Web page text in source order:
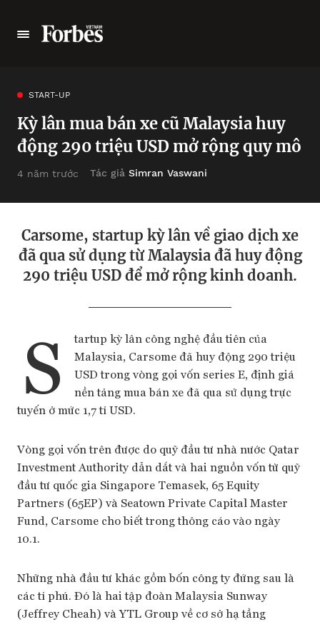
START-UP
Kỳ lân mua bán xe cũ Malaysia huy
động 290 triệu USD mở rộng quy mô
4 năm trước Tác giả Simran Vaswani
Carsome, startup kỳ lân về giao dịch xe
đã qua sử dụng từ Malaysia đã huy động
290 triệu USD để mở rộng kinh doanh.
S
tartup kỳ lân công nghệ đầu tiên của
Malaysia, Carsome đã huy động 290 triệu
USD trong vòng gọi vốn series E, định giá
nền tảng mua bán xe đã qua sử dụng trực
tuyến ở mức 1,7 tỉ USD.
Vòng gọi vốn trên được do quỹ đầu tư nhà nước Qatar
Investment Authority dẫn dắt và hai nguồn vốn từ quỹ
đầu tư quốc gia Singapore Temasek, 65 Equity
Partners (65EP) và Seatown Private Capital Master
Fund, Carsome cho biết trong thông cáo vào ngày
10.1.
Những nhà đầu tư khác gồm bốn công ty đứng sau là
các tỉ phú. Đó là hai tập đoàn Malaysia Sunway
(Jeffrey Cheah) và YTL Group về cơ sở hạ tầng